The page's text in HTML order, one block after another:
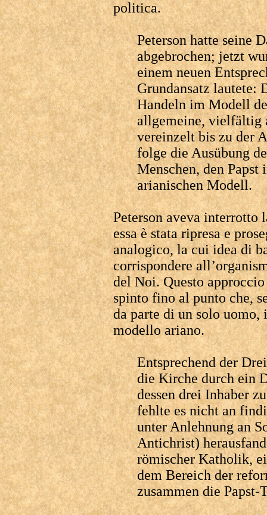
politica.
Peterson hatte seine
abgebrochen; jetzt
einem neuen
Grundansatz lautete:
Handeln im Modell
allgemeine, vielfältig
vereinzelt bis zu der
folge die Ausübung
Menschen, den
arianischen Modell.
Peterson aveva interrotto
essa è stata ripresa e
analogico, la cui idea di
corrispondere
del Noi. Questo
spinto fino al punto che,
da parte di un solo uomo,
modello ariano.
Entsprechend der
die Kirche durch ein
dessen drei Inhaber
fehlte es nicht an
unter Anlehnung an
Antichrist)
römischer Katholik,
dem Bereich der
zusammen die